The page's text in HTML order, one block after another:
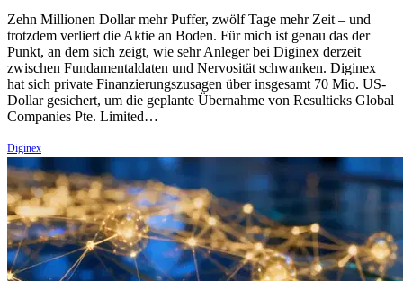
Zehn Millionen Dollar mehr Puffer, zwölf Tage mehr Zeit – und
trotzdem verliert die Aktie an Boden. Für mich ist genau das der
Punkt, an dem sich zeigt, wie sehr Anleger bei Diginex derzeit
zwischen Fundamentaldaten und Nervosität schwanken. Diginex
hat sich private Finanzierungszusagen über insgesamt 70 Mio. US-
Dollar gesichert, um die geplante Übernahme von Resulticks Global
Companies Pte. Limited…
Diginex